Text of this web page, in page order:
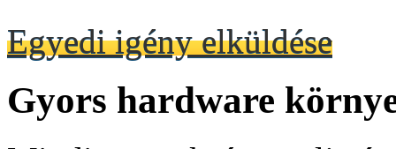
Egyedi igény elküldése
Gyors hardware